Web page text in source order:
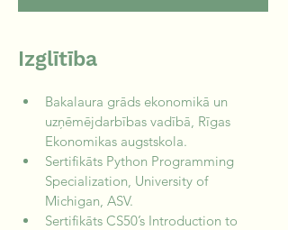
Izglītība
Bakalaura grāds ekonomikā un
uzņēmējdarbības vadībā, Rīgas
Ekonomikas augstskola.
Sertifikāts Python Programming
Specialization, University of
Michigan, ASV.
Sertifikāts CS50’s Introduction to